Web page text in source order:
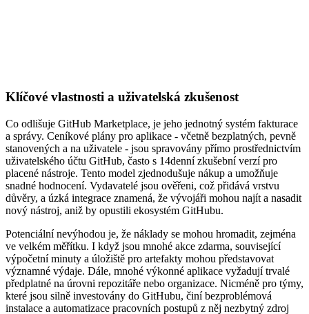
Klíčové vlastnosti a uživatelská zkušenost
Co odlišuje GitHub Marketplace, je jeho jednotný systém fakturace
a správy. Ceníkové plány pro aplikace - včetně bezplatných, pevně
stanovených a na uživatele - jsou spravovány přímo prostřednictvím
uživatelského účtu GitHub, často s 14denní zkušební verzí pro
placené nástroje. Tento model zjednodušuje nákup a umožňuje
snadné hodnocení. Vydavatelé jsou ověřeni, což přidává vrstvu
důvěry, a úzká integrace znamená, že vývojáři mohou najít a nasadit
nový nástroj, aniž by opustili ekosystém GitHubu.
Potenciální nevýhodou je, že náklady se mohou hromadit, zejména
ve velkém měřítku. I když jsou mnohé akce zdarma, související
výpočetní minuty a úložiště pro artefakty mohou představovat
významné výdaje. Dále, mnohé výkonné aplikace vyžadují trvalé
předplatné na úrovni repozitáře nebo organizace. Nicméně pro týmy,
které jsou silně investovány do GitHubu, činí bezproblémová
instalace a automatizace pracovních postupů z něj nezbytný zdroj